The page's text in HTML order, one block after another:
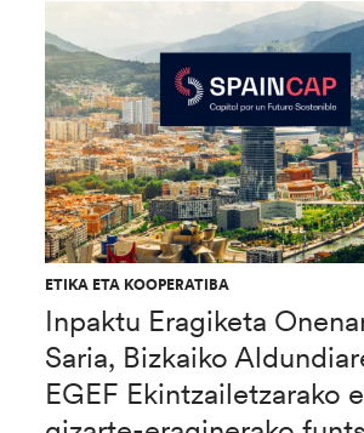
ETIKA ETA KOOPERATIBA
Inpaktu Eragiketa
Saria, Bizkaiko
EGEF Ekintzailetzarako